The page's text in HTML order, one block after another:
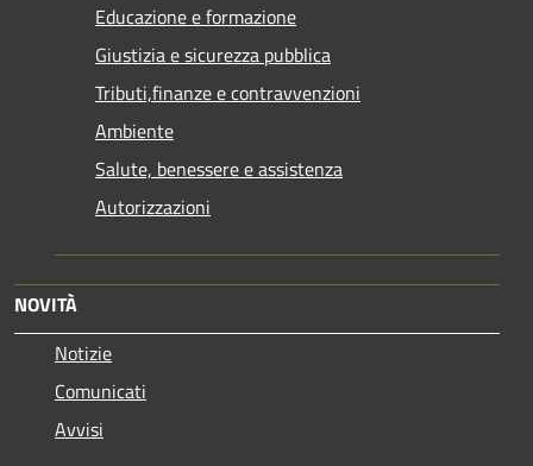
Educazione e formazione
Giustizia e sicurezza pubblica
Tributi,finanze e contravvenzioni
Ambiente
Salute, benessere e assistenza
Autorizzazioni
NOVITÀ
Notizie
Comunicati
Avvisi